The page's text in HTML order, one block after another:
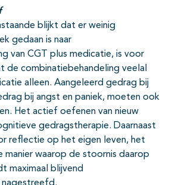
blijkt dat er weinig
gedaan is naar
van CGT plus medicatie, is voor
de combinatiebehandeling veelal
alleen. Aangeleerd gedrag bij
bij angst en paniek, moeten ook
Het actief oefenen van nieuw
gedragstherapie. Daarnaast
reflectie op het eigen leven, het
waarop de stoornis daarop
maximaal blijvend